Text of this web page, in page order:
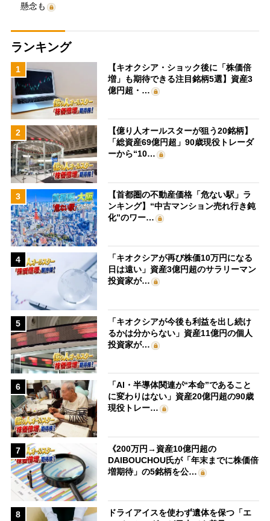
懸念も
ランキング
1
【キオクシア・ショック後に「株価倍
増」も期待できる注目銘柄5選】資産3
億円超・…
2
【億り人オールスターが狙う20銘柄】
「総資産69億円超」90歳現役トレーダ
ーから“10…
3
【首都圏の不動産価格「危ない駅」ラ
ンキング】“中古マンション売れ行き鈍
化”のワー…
4
「キオクシアが再び株価10万円になる
日は遠い」資産3億円超のサラリーマン
投資家が…
5
「キオクシアが今後も利益を出し続け
るかは分からない」資産11億円の個人
投資家が…
6
「AI・半導体関連が“本命”であること
に変わりはない」資産20億円超の90歳
現役トレー…
7
《200万円→資産10億円超の
DAIBOUCHOU氏が「年末までに株価倍
増期待」の5銘柄を公…
8
ドライアイスを使わず遺体を保つ「エ